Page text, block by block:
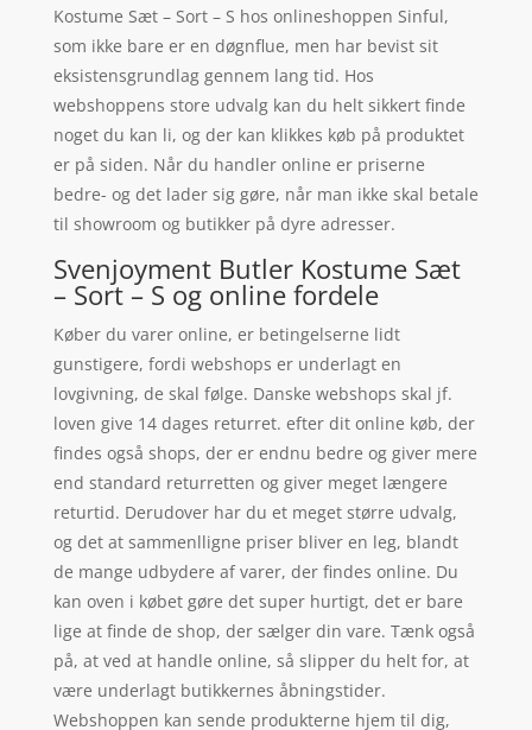
Kostume Sæt – Sort – S hos onlineshoppen Sinful,
som ikke bare er en døgnflue, men har bevist sit
eksistensgrundlag gennem lang tid. Hos
webshoppens store udvalg kan du helt sikkert finde
noget du kan li, og der kan klikkes køb på produktet
er på siden. Når du handler online er priserne
bedre- og det lader sig gøre, når man ikke skal betale
til showroom og butikker på dyre adresser.
Svenjoyment Butler Kostume Sæt
– Sort – S og online fordele
Køber du varer online, er betingelserne lidt
gunstigere, fordi webshops er underlagt en
lovgivning, de skal følge. Danske webshops skal jf.
loven give 14 dages returret. efter dit online køb, der
findes også shops, der er endnu bedre og giver mere
end standard returretten og giver meget længere
returtid. Derudover har du et meget større udvalg,
og det at sammenlligne priser bliver en leg, blandt
de mange udbydere af varer, der findes online. Du
kan oven i købet gøre det super hurtigt, det er bare
lige at finde de shop, der sælger din vare. Tænk også
på, at ved at handle online, så slipper du helt for, at
være underlagt butikkernes åbningstider.
Webshoppen kan sende produkterne hjem til dig,